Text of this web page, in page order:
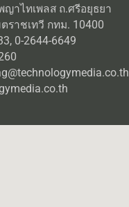
ญาไทเพลส ถ.ศรีอยุธยา
ราชเทวี กทม. 10400
0-2644-6649